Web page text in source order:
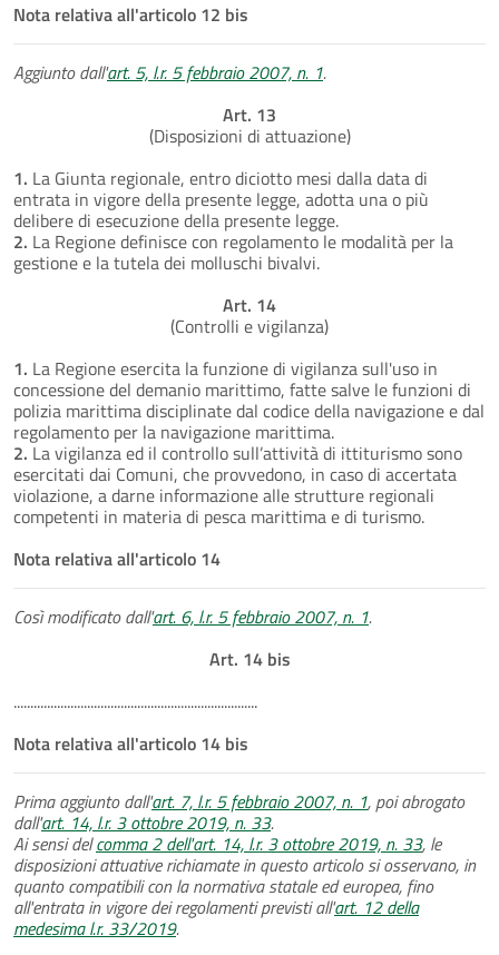
Nota relativa all'articolo 12 bis
Aggiunto dall'art. 5, l.r. 5 febbraio 2007, n. 1.
Art. 13
(Disposizioni di attuazione)
1. La Giunta regionale, entro diciotto mesi dalla data di
entrata in vigore della presente legge, adotta una o più
delibere di esecuzione della presente legge.
2. La Regione definisce con regolamento le modalità per la
gestione e la tutela dei molluschi bivalvi.
Art. 14
(Controlli e vigilanza)
1. La Regione esercita la funzione di vigilanza sull'uso in
concessione del demanio marittimo, fatte salve le funzioni di
polizia marittima disciplinate dal codice della navigazione e dal
regolamento per la navigazione marittima.
2. La vigilanza ed il controllo sull’attività di ittiturismo sono
esercitati dai Comuni, che provvedono, in caso di accertata
violazione, a darne informazione alle strutture regionali
competenti in materia di pesca marittima e di turismo.
Nota relativa all'articolo 14
Così modificato dall'art. 6, l.r. 5 febbraio 2007, n. 1.
Art. 14 bis
.........................................................................
Nota relativa all'articolo 14 bis
Prima aggiunto dall'art. 7, l.r. 5 febbraio 2007, n. 1, poi abrogato
dall'art. 14, l.r. 3 ottobre 2019, n. 33.
Ai sensi delcomma 2 dell'art. 14, l.r. 3 ottobre 2019, n. 33, le
disposizioni attuative richiamate in questo articolo si osservano, in
quanto compatibili con la normativa statale ed europea, fino
all'entrata in vigore dei regolamenti previsti all'art. 12 della
medesima l.r. 33/2019.